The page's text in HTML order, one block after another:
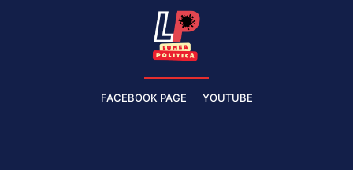
FACEBOOK PAGE YOUTUBE